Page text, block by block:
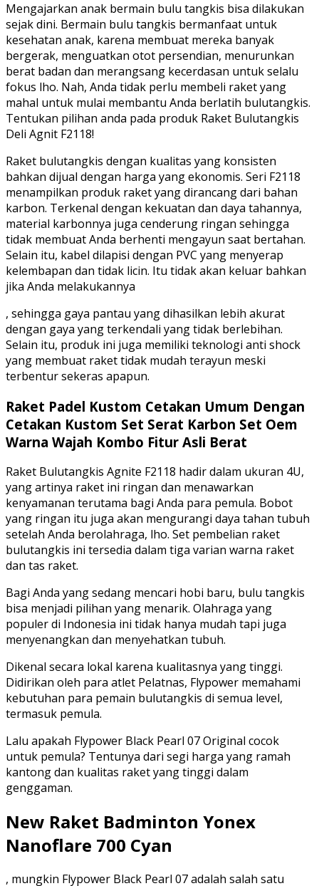
Mengajarkan anak bermain bulu tangkis bisa dilakukan
sejak dini. Bermain bulu tangkis bermanfaat untuk
kesehatan anak, karena membuat mereka banyak
bergerak, menguatkan otot persendian, menurunkan
berat badan dan merangsang kecerdasan untuk selalu
fokus lho. Nah, Anda tidak perlu membeli raket yang
mahal untuk mulai membantu Anda berlatih bulutangkis.
Tentukan pilihan anda pada produk Raket Bulutangkis
Deli Agnit F2118!
Raket bulutangkis dengan kualitas yang konsisten
bahkan dijual dengan harga yang ekonomis. Seri F2118
menampilkan produk raket yang dirancang dari bahan
karbon. Terkenal dengan kekuatan dan daya tahannya,
material karbonnya juga cenderung ringan sehingga
tidak membuat Anda berhenti mengayun saat bertahan.
Selain itu, kabel dilapisi dengan PVC yang menyerap
kelembapan dan tidak licin. Itu tidak akan keluar bahkan
jika Anda melakukannya
, sehingga gaya pantau yang dihasilkan lebih akurat
dengan gaya yang terkendali yang tidak berlebihan.
Selain itu, produk ini juga memiliki teknologi anti shock
yang membuat raket tidak mudah terayun meski
terbentur sekeras apapun.
Raket Padel Kustom Cetakan Umum Dengan
Cetakan Kustom Set Serat Karbon Set Oem
Warna Wajah Kombo Fitur Asli Berat
Raket Bulutangkis Agnite F2118 hadir dalam ukuran 4U,
yang artinya raket ini ringan dan menawarkan
kenyamanan terutama bagi Anda para pemula. Bobot
yang ringan itu juga akan mengurangi daya tahan tubuh
setelah Anda berolahraga, lho. Set pembelian raket
bulutangkis ini tersedia dalam tiga varian warna raket
dan tas raket.
Bagi Anda yang sedang mencari hobi baru, bulu tangkis
bisa menjadi pilihan yang menarik. Olahraga yang
populer di Indonesia ini tidak hanya mudah tapi juga
menyenangkan dan menyehatkan tubuh.
Dikenal secara lokal karena kualitasnya yang tinggi.
Didirikan oleh para atlet Pelatnas, Flypower memahami
kebutuhan para pemain bulutangkis di semua level,
termasuk pemula.
Lalu apakah Flypower Black Pearl 07 Original cocok
untuk pemula? Tentunya dari segi harga yang ramah
kantong dan kualitas raket yang tinggi dalam
genggaman.
New Raket Badminton Yonex
Nanoflare 700 Cyan
, mungkin Flypower Black Pearl 07 adalah salah satu